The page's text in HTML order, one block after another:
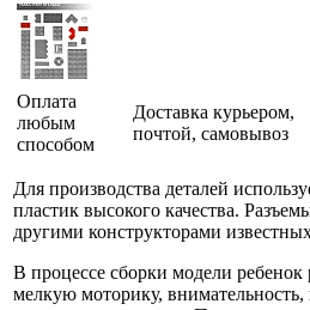
Оплата
любым
способом
Доставка курьером,
почтой, самовывоз
Для производства деталей
пластик высокого качества.
другими конструкторами
В процессе сборки модели ребенок
мелкую моторику, внимательность,